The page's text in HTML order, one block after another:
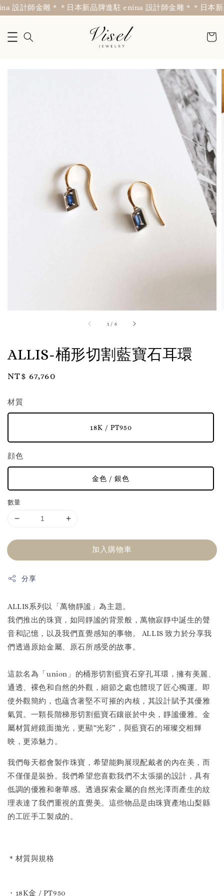
設計師金雕＊＊日本新品牌進駐 enina 設計師金雕＊＊日本新
1 / 6
ALLIS-桶形切割藍寶石耳環
Regular
NT$ 67,760
材質
18K / PT950
顔色
金色 / 銀色
數量
加入購物車
分享
ALLIS系列以「萬物靜謐」為主題。
我們推出的珠寶，如同靜謐的背景般，萬物寂靜中誕生的聲
音和記憶，以及我們直覺感知的事物。 ALLIS 致力於分享我
們透過原始金屬、原石所感受的故事。
這款名為「union」的桶形切割藍寶石穿孔耳環，擁有美麗、
通透、裸色和自然的外觀，細節之處也體現了匠心獨運。即
使外觀簡約，也蘊含著堅不可摧的內核，其設計賦予其優雅
氣質。一顆長階梯形切割藍寶石鑲嵌於中央，靜謐優雅。金
屬材質經鏡面拋光，更顯“光彩”，與藍寶石的璀璨交相輝
映，更添魅力。
我們每天都會製作珠寶，希望能夠展現配戴者的內在美，而
不僅僅是裝扮。我們希望您喜歡我們不太張揚的設計，具有
低調的優雅和奢華感。透過探索金屬的自然光澤而產生的紋
理表達了我們重視的直覺美。這些物品是由珠寶產地山梨縣
的工匠手工製成的。
＊材質與規格
・18K金 / PT950